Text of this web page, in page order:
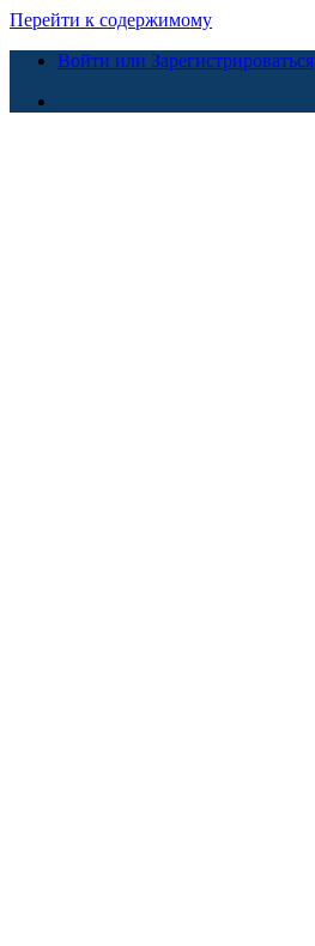
Перейти к содержимому
Войти или Зарегистрироваться